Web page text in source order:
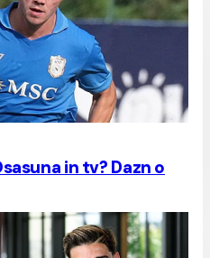
in tv? Dazn o